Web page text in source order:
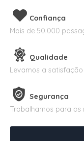
Confiança
Mais de 50.000
Qualidade
Levamos a
Segurança
Trabalhamos para os